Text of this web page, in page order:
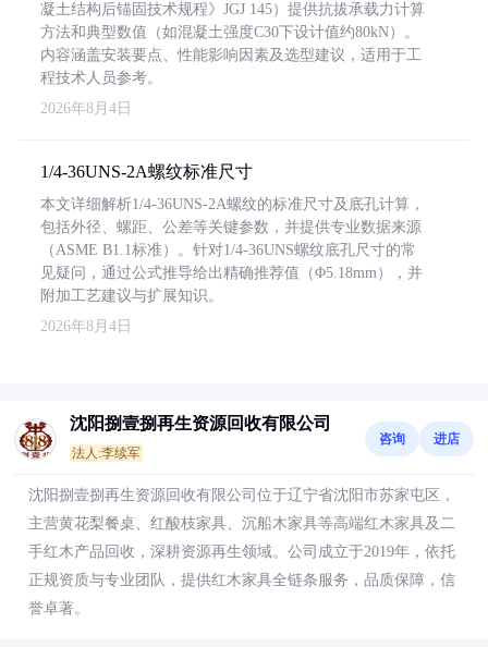
凝土结构后锚固技术规程》JGJ 145）提供抗拔承载力计算
方法和典型数值（如混凝土强度C30下设计值约80kN）。
内容涵盖安装要点、性能影响因素及选型建议，适用于工
程技术人员参考。
2026年8月4日
1/4-36UNS-2A螺纹标准尺寸
本文详细解析1/4-36UNS-2A螺纹的标准尺寸及底孔计算，
包括外径、螺距、公差等关键参数，并提供专业数据来源
（ASME B1.1标准）。针对1/4-36UNS螺纹底孔尺寸的常
见疑问，通过公式推导给出精确推荐值（Φ5.18mm），并
附加工艺建议与扩展知识。
2026年8月4日
沈阳捌壹捌再生资源回收有限公司
法人:李续军
咨询 进店
沈阳捌壹捌再生资源回收有限公司位于辽宁省沈阳市苏家屯区，
主营黄花梨餐桌、红酸枝家具、沉船木家具等高端红木家具及二
手红木产品回收，深耕资源再生领域。公司成立于2019年，依托
正规资质与专业团队，提供红木家具全链条服务，品质保障，信
誉卓著。